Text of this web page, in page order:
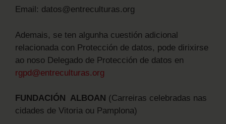
Email: datos@entreculturas.org
Ademais, se ten algunha cuestión adicional
relacionada con Protección de datos, pode dirixirse
ao noso Delegado de Protección de datos en
rgpd@entreculturas.org
FUNDACIÓN ALBOAN (Carreiras celebradas nas
cidades de Vitoria ou Pamplona)